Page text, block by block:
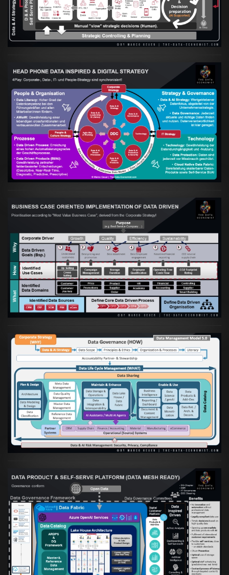
VIEW
Artikel:Kennst Du schon die "Head Phone
Data Driven Strategy"?
VIEW
Artikel:
Business Case orientierte
Etablierung einer Data Driven Company
VIEW
Artikel:Die moderne Architektur für
Daten- und KI-orientierte Unternehmen
VIEW
Artikel:Warum eine Data Governance
orientierte Data Fabric essenziell für
skalierbare qualitative Datenprodukte ist
VIEW